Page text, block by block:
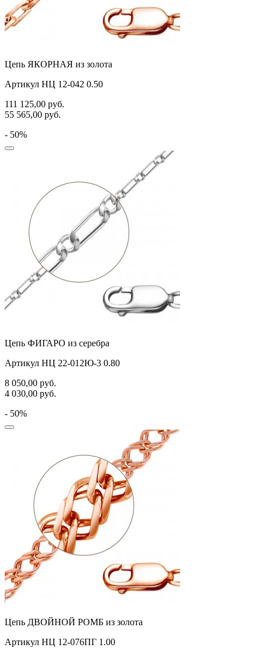
Цепь ЯКОРНАЯ из золота
Артикул НЦ 12-042 0.50
111 125,00 руб.
55 565,00 руб.
- 50%
Цепь ФИГАРО из серебра
Артикул НЦ 22-012Ю-3 0.80
8 050,00 руб.
4 030,00 руб.
- 50%
Цепь ДВОЙНОЙ РОМБ из золота
Артикул НЦ 12-076ПГ 1.00